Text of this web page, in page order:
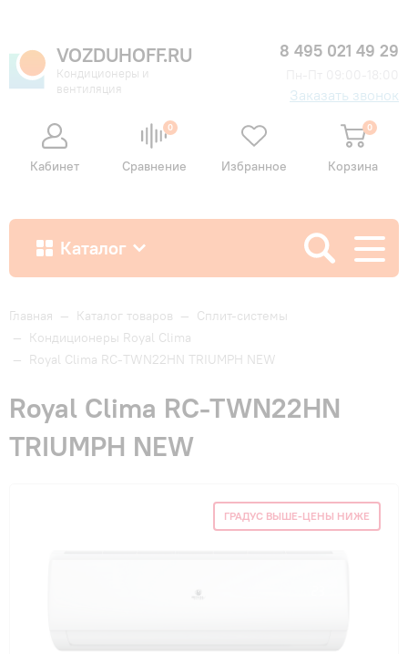
VOZDUHOFF.RU
Кондиционеры и
вентиляция
8 495 021 49 29
Заказать звонок
Кабинет
0
Сравнение Избранное
0
Корзина
Каталог
Как купить
Доставка и оплата
Гарантия и сервис
Главная — Каталог товаров — Сплит-системы
— Кондиционеры Royal Clima
— Royal Clima RC-TWN22HN TRIUMPH NEW
Royal Clima RC-TWN22HN
TRIUMPH NEW
ГРАДУС ВЫШЕ-ЦЕНЫ НИЖЕ